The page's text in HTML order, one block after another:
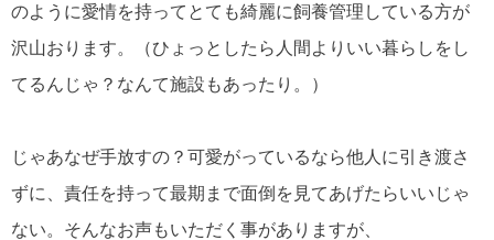
のように愛情を持ってとても綺麗に飼養管理している方が
沢山おります。（ひょっとしたら人間よりいい暮らしをし
てるんじゃ？なんて施設もあったり。）
じゃあなぜ手放すの？可愛がっているなら他人に引き渡さ
ずに、責任を持って最期まで面倒を見てあげたらいいじゃ
ない。そんなお声もいただく事がありますが、